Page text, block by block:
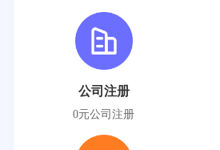
公司注册
0元公司注册